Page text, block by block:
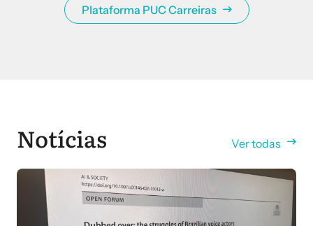
Plataforma PUC Carreiras
Notícias Ver todas